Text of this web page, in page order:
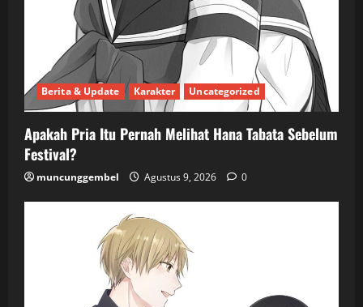
Berita & Update Karakter Uncategorized
Apakah Pria Itu Pernah Melihat Hana Tabata Sebelum
Festival?
muncunggembel Agustus 9, 2026 0